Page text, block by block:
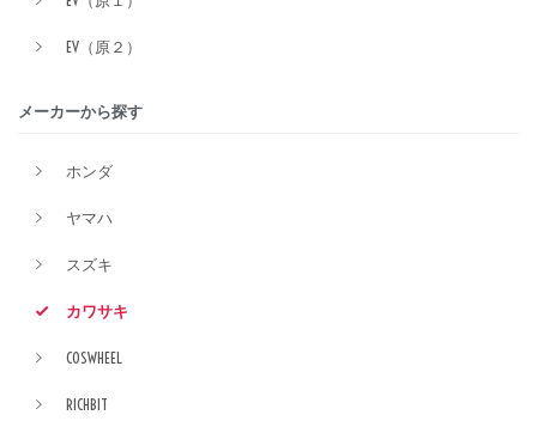
EV（原２）
メーカーから探す
ホンダ
ヤマハ
スズキ
カワサキ
COSWHEEL
RICHBIT